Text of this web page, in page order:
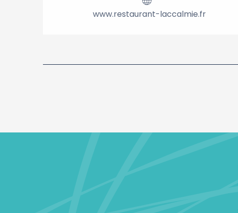
www.restaurant-laccalmie.fr